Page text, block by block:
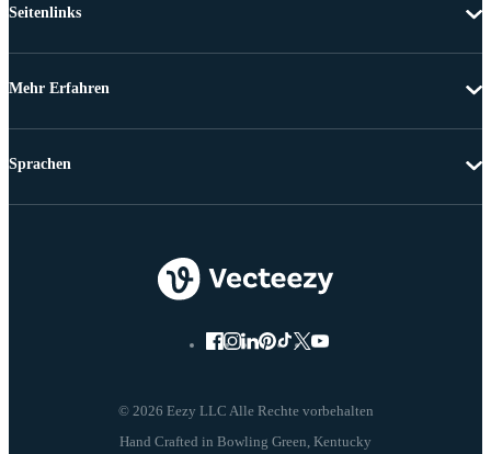
Seitenlinks
Mehr Erfahren
© 2026 Eezy LLC Alle Rechte vorbehalten
Sprachen